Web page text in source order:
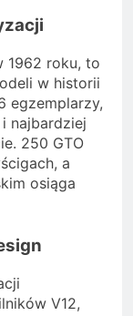
1962 roku, to
w historii
egzemplarzy,
najbardziej
250 GTO
a
osiąga
V12,